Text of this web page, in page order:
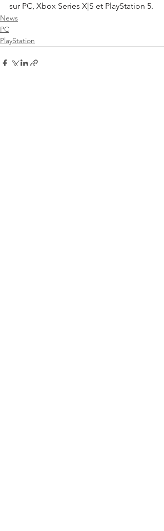
sur PC, Xbox Series X|S et PlayStation 5.
News
PC
PlayStation